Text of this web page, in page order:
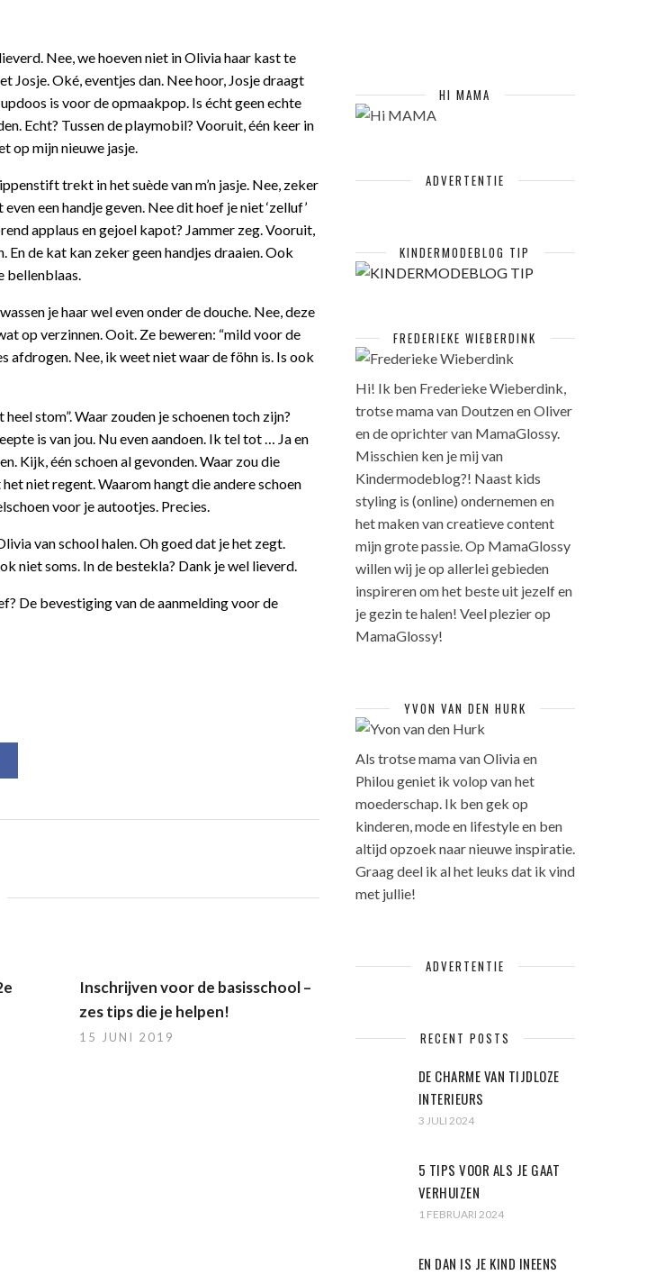
Nee, we hoeven niet in Olivia haar kast te
Josje. Oké, eventjes dan. Nee hoor, Josje draagt
is voor de opmaakpop. Is écht geen echte
Echt? Tussen de playmobil? Vooruit, één keer in
op mijn nieuwe jasje.
trekt in het suède van m’n jasje. Nee, zeker
een handje geven. Nee dit hoef je niet ‘zelluf’
applaus en gejoel kapot? Jammer zeg. Vooruit,
de kat kan zeker geen handjes draaien. Ook
bellenblaas.
je haar wel even onder de douche. Nee, deze
op verzinnen. Ooit. Ze beweren: “mild voor de
afdrogen. Nee, ik weet niet waar de föhn is. Is ook
stom”. Waar zouden je schoenen toch zijn?
is van jou. Nu even aandoen. Ik tel tot … Ja en
Kijk, één schoen al gevonden. Waar zou die
niet regent. Waarom hangt die andere schoen
voor je autootjes. Precies.
van school halen. Oh goed dat je het zegt.
niet soms. In de bestekla? Dank je wel lieverd.
De bevestiging van de aanmelding voor de
Inschrijven voor de basisschool –
zes tips die je helpen!
15 JUNI 2019
HI MAMA
ADVERTENTIE
KINDERMODEBLOG TIP
FREDERIEKE WIEBERDINK
Hi! Ik ben Frederieke Wieberdink,
trotse mama van Doutzen en Oliver
en de oprichter van MamaGlossy.
Misschien ken je mij van
Kindermodeblog?! Naast kids
styling is (online) ondernemen en
het maken van creatieve content
mijn grote passie. Op MamaGlossy
willen wij je op allerlei gebieden
inspireren om het beste uit jezelf en
je gezin te halen! Veel plezier op
MamaGlossy!
YVON VAN DEN HURK
Als trotse mama van Olivia en
Philou geniet ik volop van het
moederschap. Ik ben gek op
kinderen, mode en lifestyle en ben
altijd opzoek naar nieuwe inspiratie.
Graag deel ik al het leuks dat ik vind
met jullie!
ADVERTENTIE
RECENT POSTS
DE CHARME VAN TIJDLOZE
INTERIEURS
3 JULI 2024
5 TIPS VOOR ALS JE GAAT
VERHUIZEN
1 FEBRUARI 2024
EN DAN IS JE KIND INEENS